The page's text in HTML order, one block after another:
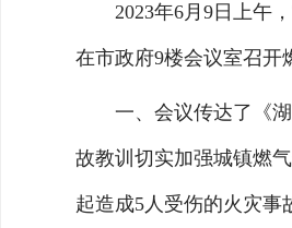
2023年6月9日上午
在市政府9楼会议室召开
一、会议传达了《湖
故教训切实加强城镇燃
起造成5人受伤的火灾事